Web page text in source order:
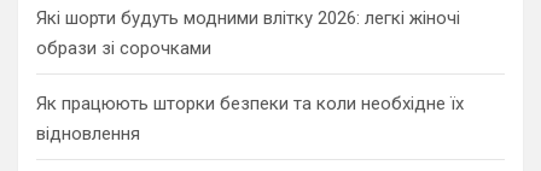
Які шорти будуть модними влітку 2026: легкі жіночі
образи зі сорочками
Як працюють шторки безпеки та коли необхідне їх
відновлення